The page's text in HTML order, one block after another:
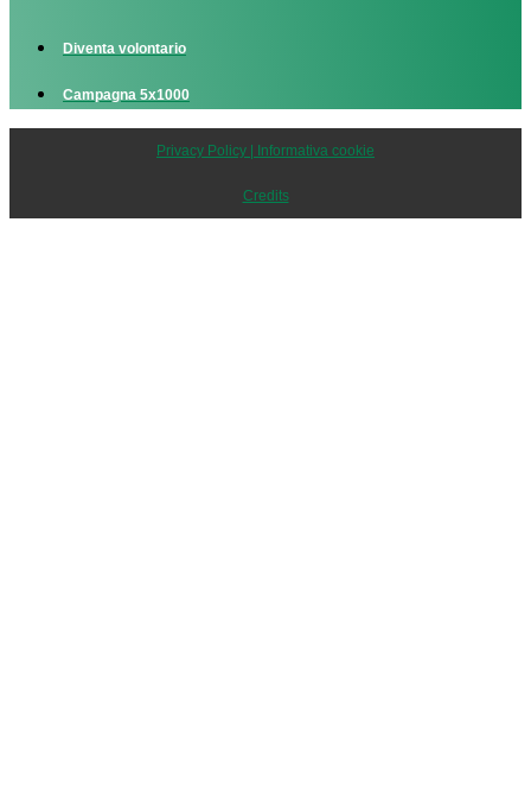
Diventa volontario
Campagna 5x1000
Privacy Policy | Informativa cookie
Credits